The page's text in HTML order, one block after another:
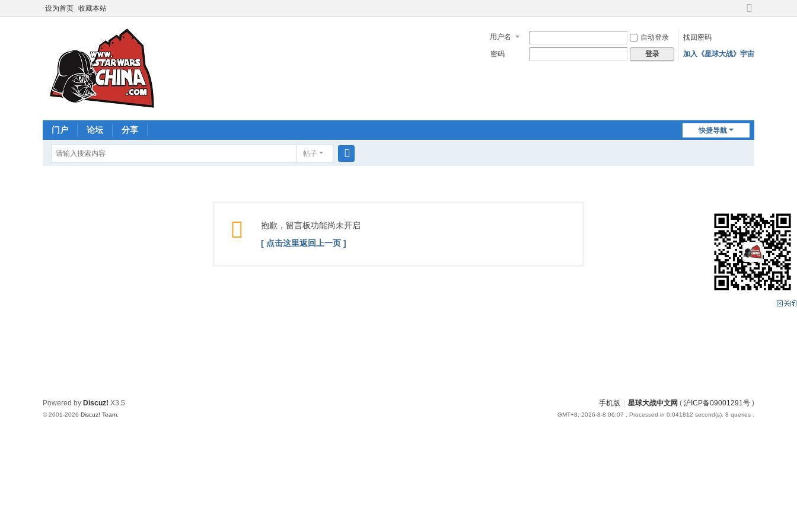
设为首页 收藏本站
切
宽
用户名 自动登录
找回密码
密码
登录 加入《星球大战》宇宙
快捷导航
门户 论坛 分享
帖子
抱歉，留言板功能尚未开启
[ 点击这里返回上一页 ]
手机版 星球大战中文网 ( 沪ICP备09001291号 )
GMT+8, 2026-8-8 06:07 , Processed in 0.041812 second(s), 8 queries .
Powered by Discuz! X3.5
© 2001-2026 Discuz! Team